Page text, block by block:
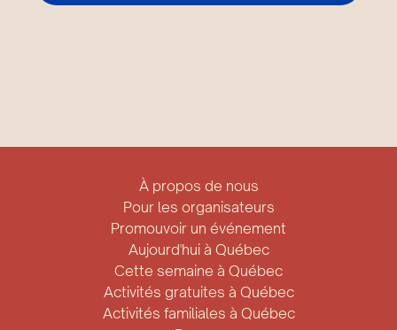
À propos de nous
Pour les organisateurs
Promouvoir un événement
Aujourd'hui à Québec
Cette semaine à Québec
Activités gratuites à Québec
Activités familiales à Québec